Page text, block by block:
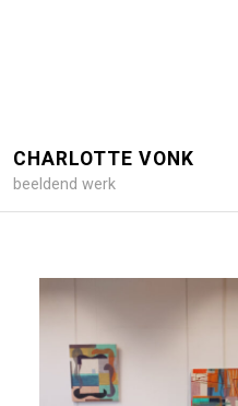
CHARLOTTE VONK
beeldend werk